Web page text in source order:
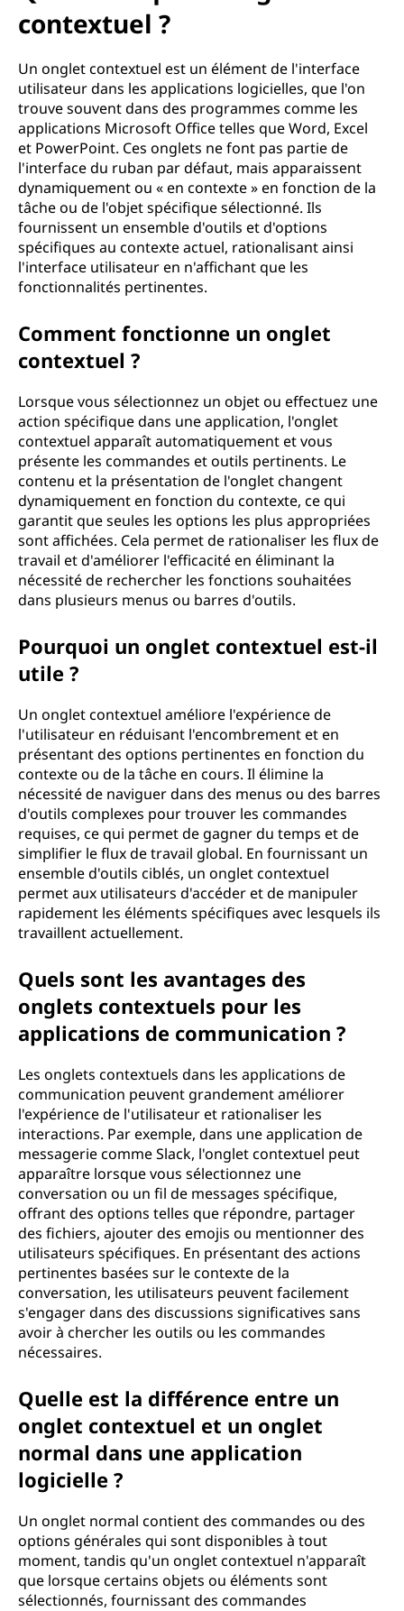
u
contextuel ?
Un onglet contextuel est un élément de l'interface
utilisateur dans les applications logicielles, que l'on
trouve souvent dans des programmes comme les
applications Microsoft Office telles que Word, Excel
et PowerPoint. Ces onglets ne font pas partie de
l'interface du ruban par défaut, mais apparaissent
dynamiquement ou « en contexte » en fonction de la
tâche ou de l'objet spécifique sélectionné. Ils
fournissent un ensemble d'outils et d'options
spécifiques au contexte actuel, rationalisant ainsi
l'interface utilisateur en n'affichant que les
fonctionnalités pertinentes.
Comment fonctionne un onglet
contextuel ?
Lorsque vous sélectionnez un objet ou effectuez une
action spécifique dans une application, l'onglet
contextuel apparaît automatiquement et vous
présente les commandes et outils pertinents. Le
contenu et la présentation de l'onglet changent
dynamiquement en fonction du contexte, ce qui
garantit que seules les options les plus appropriées
sont affichées. Cela permet de rationaliser les flux de
travail et d'améliorer l'efficacité en éliminant la
nécessité de rechercher les fonctions souhaitées
dans plusieurs menus ou barres d'outils.
Pourquoi un onglet contextuel est-il
utile ?
Un onglet contextuel améliore l'expérience de
l'utilisateur en réduisant l'encombrement et en
présentant des options pertinentes en fonction du
contexte ou de la tâche en cours. Il élimine la
nécessité de naviguer dans des menus ou des barres
d'outils complexes pour trouver les commandes
requises, ce qui permet de gagner du temps et de
simplifier le flux de travail global. En fournissant un
ensemble d'outils ciblés, un onglet contextuel
permet aux utilisateurs d'accéder et de manipuler
rapidement les éléments spécifiques avec lesquels ils
travaillent actuellement.
Quels sont les avantages des
onglets contextuels pour les
applications de communication ?
Les onglets contextuels dans les applications de
communication peuvent grandement améliorer
l'expérience de l'utilisateur et rationaliser les
interactions. Par exemple, dans une application de
messagerie comme Slack, l'onglet contextuel peut
apparaître lorsque vous sélectionnez une
conversation ou un fil de messages spécifique,
offrant des options telles que répondre, partager
des fichiers, ajouter des emojis ou mentionner des
utilisateurs spécifiques. En présentant des actions
pertinentes basées sur le contexte de la
conversation, les utilisateurs peuvent facilement
s'engager dans des discussions significatives sans
avoir à chercher les outils ou les commandes
nécessaires.
Quelle est la différence entre un
onglet contextuel et un onglet
normal dans une application
logicielle ?
Un onglet normal contient des commandes ou des
options générales qui sont disponibles à tout
moment, tandis qu'un onglet contextuel n'apparaît
que lorsque certains objets ou éléments sont
sélectionnés, fournissant des commandes